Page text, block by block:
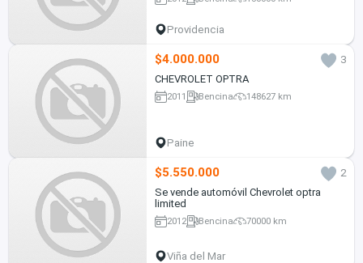
Providencia
$4.000.000
3
CHEVROLET OPTRA
2011 Bencina 148627 km
Paine
$5.550.000
2
Se vende automóvil Chevrolet optra
limited
2012 Bencina 70000 km
Viña del Mar